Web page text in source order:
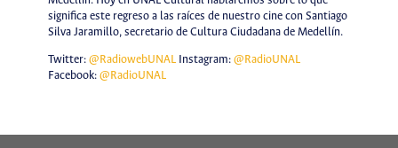
significa este regreso a las raíces de nuestro cine con Santiago
Silva Jaramillo, secretario de Cultura Ciudadana de Medellín.
Twitter: @RadiowebUNALInstagram: @RadioUNAL
Facebook: @RadioUNAL